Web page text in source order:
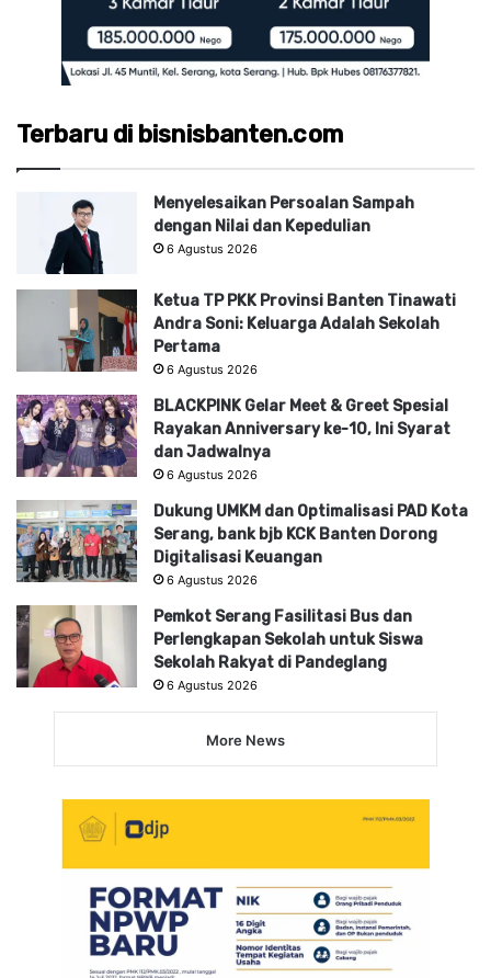
Terbaru di bisnisbanten.com
Menyelesaikan Persoalan Sampah
dengan Nilai dan Kepedulian
6 Agustus 2026
Ketua TP PKK Provinsi Banten Tinawati
Andra Soni: Keluarga Adalah Sekolah
Pertama
6 Agustus 2026
BLACKPINK Gelar Meet & Greet Spesial
Rayakan Anniversary ke-10, Ini Syarat
dan Jadwalnya
6 Agustus 2026
Dukung UMKM dan Optimalisasi PAD Kota
Serang, bank bjb KCK Banten Dorong
Digitalisasi Keuangan
6 Agustus 2026
Pemkot Serang Fasilitasi Bus dan
Perlengkapan Sekolah untuk Siswa
Sekolah Rakyat di Pandeglang
6 Agustus 2026
More News